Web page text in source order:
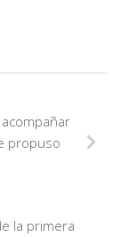
propuso
la primera